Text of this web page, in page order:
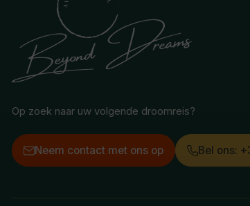
Op zoek naar uw volgende droomreis?
Neem contact met ons op Bel ons: